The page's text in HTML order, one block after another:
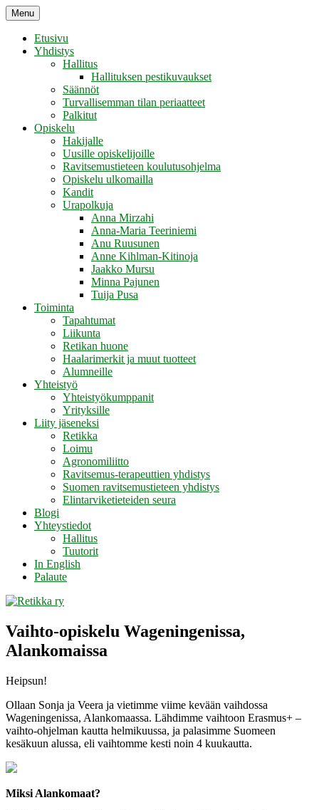
Skip
to
content
Retikka ry
Menu
Etusivu
Yhdistys
Hallitus
Hallituksen pestikuvaukset
Säännöt
Turvallisemman tilan periaatteet
Palkitut
Opiskelu
Hakijalle
Uusille opiskelijoille
Ravitsemustieteen koulutusohjelma
Opiskelu ulkomailla
Kandit
Urapolkuja
Anna Mirzahi
Anna-Maria Teeriniemi
Anu Ruusunen
Anne Kihlman-Kitinoja
Jaakko Mursu
Minna Pajunen
Tuija Pusa
Toiminta
Tapahtumat
Liikunta
Retikan huone
Haalarimerkit ja muut tuotteet
Alumneille
Yhteistyö
Yhteistyökumppanit
Yrityksille
Liity jäseneksi
Retikka
Loimu
Agronomiliitto
Ravitsemus-terapeuttien yhdistys
Suomen ravitsemustieteen yhdistys
Elintarviketieteiden seura
Blogi
Yhteystiedot
Hallitus
Tuutorit
In English
Palaute
Vaihto-opiskelu Wageningenissa,
Alankomaissa
Heipsun!
Ollaan Sonja ja Veera ja vietimme viime kevään vaihdossa
Wageningenissa, Alankomaassa. Lähdimme vaihtoon Erasmus+ –
vaihto-ohjelman kautta helmikuussa, ja palasimme Suomeen
kesäkuun alussa, eli vaihtomme kesti noin 4 kuukautta.
Miksi Alankomaat?